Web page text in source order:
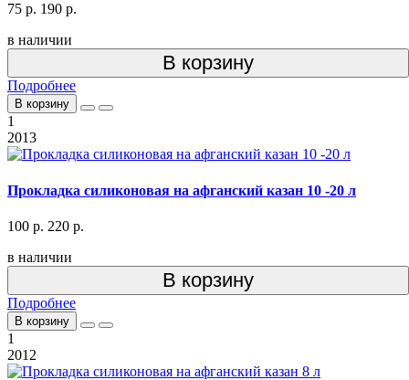
75 р. 190 р.
в наличии
В корзину
Подробнее
В корзину
1
2013
Прокладка силиконовая на афганский казан 10 -20 л
100 р. 220 р.
в наличии
В корзину
Подробнее
В корзину
1
2012